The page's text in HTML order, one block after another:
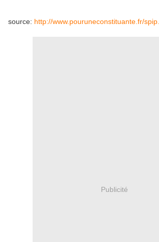
source: http://www.pouruneconstituante.fr/
Publicité